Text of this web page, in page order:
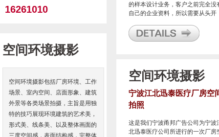
的样本设计业务，客户之前完全没
自己的企业资料，所以需要从头开
面的照片拍摄。
空间环境摄影
宁波江北迅泰医疗厂房空
拍照
这是我们宁波甬邦广告公司为宁波
北迅泰医疗公司所进行的一次厂房
16261010
空间环境摄影
空间环境摄影包括厂房环境、工作
场景、室内空间、店面形象、建筑
外景等各类场景拍摄，主旨是用独
特的技巧展现环境建筑的艺术美，
形式美、线条美、以及整体画面的
三度空间感，表面结构感，完整体